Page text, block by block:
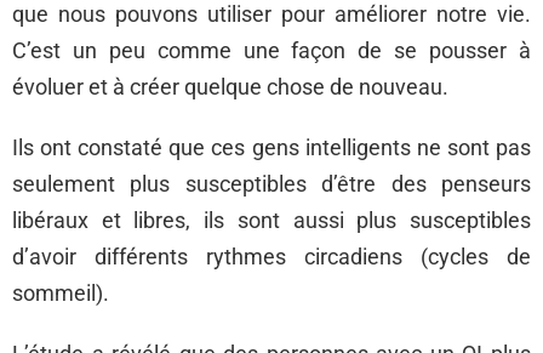
que nous pouvons utiliser pour améliorer notre vie.
C’est un peu comme une façon de se pousser à
évoluer et à créer quelque chose de nouveau.
Ils ont constaté que ces gens intelligents ne sont pas
seulement plus susceptibles d’être des penseurs
libéraux et libres, ils sont aussi plus susceptibles
d’avoir différents rythmes circadiens (cycles de
sommeil).